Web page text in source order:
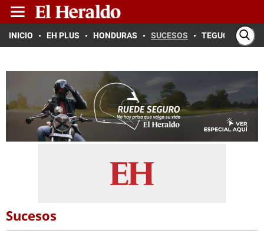
INICIO EH PLUS HONDURAS SUCESOS TEGUCIGALPA
Sucesos